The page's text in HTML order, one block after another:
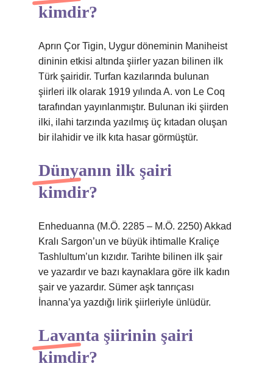
kimdir?
Aprın Çor Tigin, Uygur döneminin Maniheist
dininin etkisi altında şiirler yazan bilinen ilk
Türk şairidir. Turfan kazılarında bulunan
şiirleri ilk olarak 1919 yılında A. von Le Coq
tarafından yayınlanmıştır. Bulunan iki şiirden
ilki, ilahi tarzında yazılmış üç kıtadan oluşan
bir ilahidir ve ilk kıta hasar görmüştür.
Dünyanın ilk şairi
kimdir?
Enheduanna (M.Ö. 2285 – M.Ö. 2250) Akkad
Kralı Sargon’un ve büyük ihtimalle Kraliçe
Tashlultum’un kızıdır. Tarihte bilinen ilk şair
ve yazardır ve bazı kaynaklara göre ilk kadın
şair ve yazardır. Sümer aşk tanrıçası
İnanna’ya yazdığı lirik şiirleriyle ünlüdür.
Lavanta şiirinin şairi
kimdir?